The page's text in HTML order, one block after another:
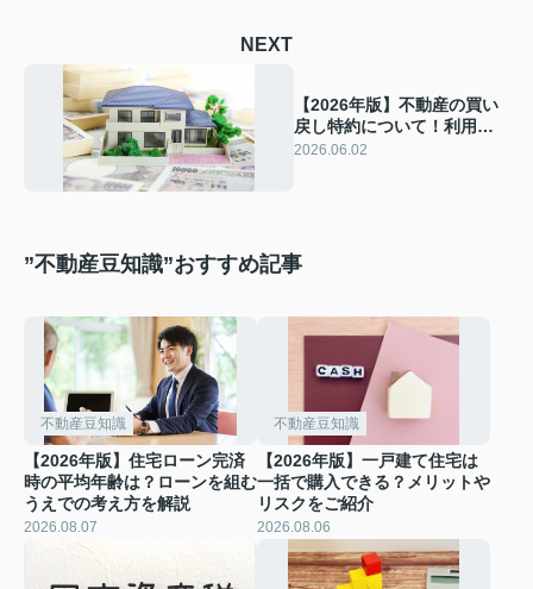
NEXT
【2026年版】不動産の買い
戻し特約について！利用す
る注意点とメリットも解説
2026.06.02
”不動産豆知識”おすすめ記事
不動産豆知識
【2026年版】住宅ローン完済
時の平均年齢は？ローンを組む
うえでの考え方を解説
2026.08.07
不動産豆知識
【2026年版】一戸建て住宅は
一括で購入できる？メリットや
リスクをご紹介
2026.08.06